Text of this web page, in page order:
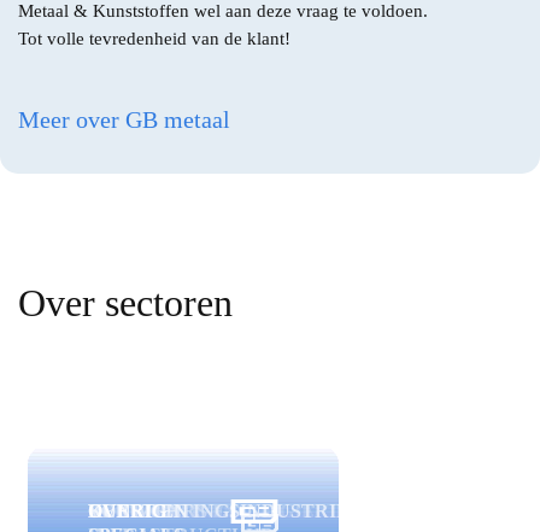
Metaal & Kunststoffen wel aan deze vraag te voldoen.
Tot volle tevredenheid van de klant!
Meer over GB metaal
Over sectoren
LANDBOUWMECHANISATIE
PROCESTECHNOLOGIE
AUTOMOTIVE
OLDTIMERS
BOUW EN
VERLICHTINGSINDUSTRIE
KUNST EN
OVERIG